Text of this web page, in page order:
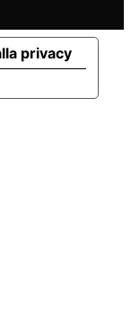
privacy